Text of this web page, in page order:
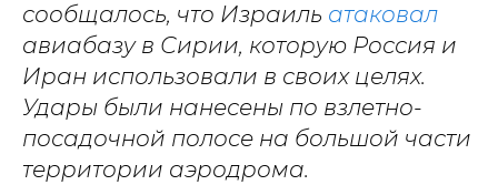
сообщалось, что Израиль атаковал
авиабазу в Сирии, которую Россия и
Иран использовали в своих целях.
Удары были нанесены по взлетно-
посадочной полосе на большой части
территории аэродрома.